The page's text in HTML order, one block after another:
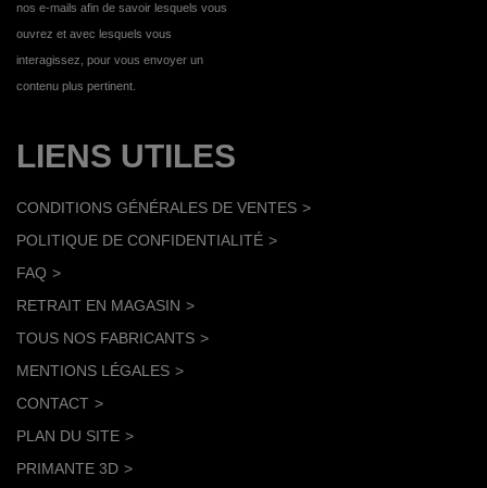
nos e-mails afin de savoir lesquels vous
ouvrez et avec lesquels vous
interagissez, pour vous envoyer un
contenu plus pertinent.
LIENS UTILES
CONDITIONS GÉNÉRALES DE VENTES
POLITIQUE DE CONFIDENTIALITÉ
FAQ
RETRAIT EN MAGASIN
TOUS NOS FABRICANTS
MENTIONS LÉGALES
CONTACT
PLAN DU SITE
PRIMANTE 3D